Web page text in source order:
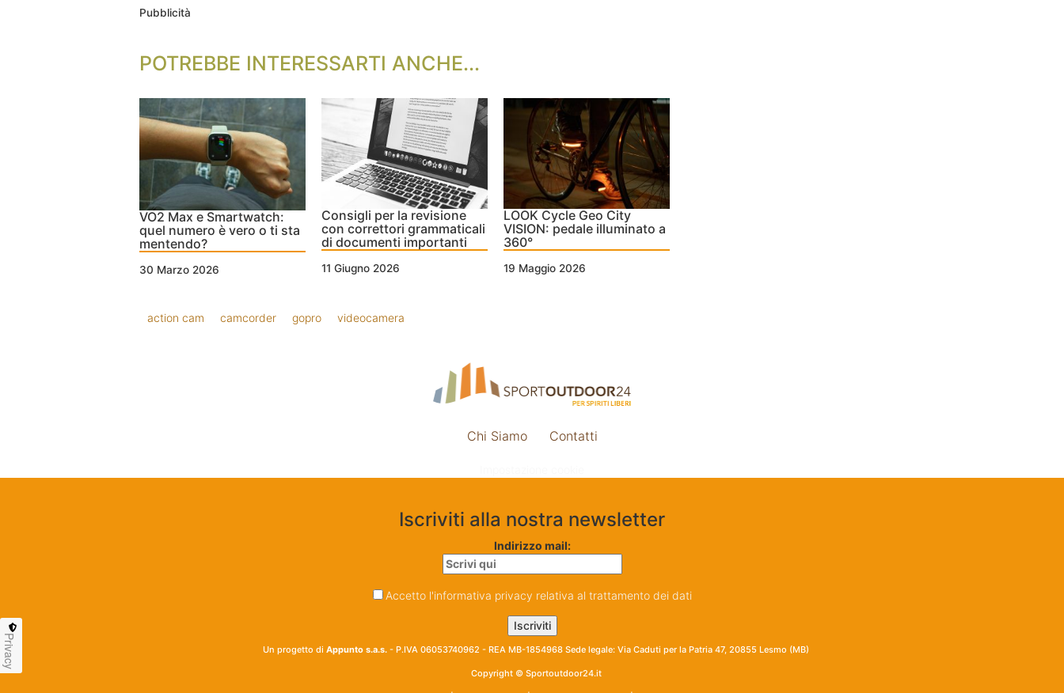
Pubblicità
POTREBBE INTERESSARTI ANCHE...
VO2 Max e Smartwatch:
quel numero è vero o ti sta
mentendo?
30 Marzo 2026
Consigli per la revisione
con correttori grammaticali
di documenti importanti
11 Giugno 2026
LOOK Cycle Geo City
VISION: pedale illuminato a
360°
19 Maggio 2026
action cam camcorder gopro videocamera
Chi Siamo Contatti
Iscriviti alla nostra newsletter
Indirizzo mail:
Accetto l'informativa privacy relativa al trattamento dei dati
Un progetto di Appunto s.a.s. - P.IVA 06053740962 - REA MB-1854968 Sede legale: Via Caduti per la Patria 47, 20855 Lesmo (MB)
Copyright © Sportoutdoor24.it
Privacy